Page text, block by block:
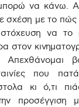
μπορώ να κάνω.
με το πώς
να
στον
που
κι ό,τι
προσέγγιση